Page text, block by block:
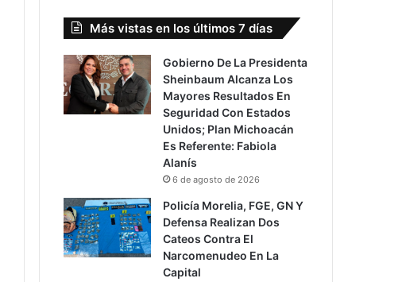
Más vistas en los últimos 7 días
Gobierno De La Presidenta
Sheinbaum Alcanza Los
Mayores Resultados En
Seguridad Con Estados
Unidos; Plan Michoacán
Es Referente: Fabiola
Alanís
6 de agosto de 2026
Policía Morelia, FGE, GN Y
Defensa Realizan Dos
Cateos Contra El
Narcomenudeo En La
Capital